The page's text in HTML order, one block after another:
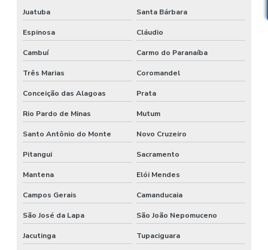
Juatuba Santa Bárbara
Espinosa Cláudio
Cambuí Carmo do Paranaíba
Três Marias Coromandel
Conceição das Alagoas Prata
Rio Pardo de Minas Mutum
Santo Antônio do Monte Novo Cruzeiro
Pitangui Sacramento
Mantena Elói Mendes
Campos Gerais Camanducaia
São José da Lapa São João Nepomuceno
Jacutinga Tupaciguara